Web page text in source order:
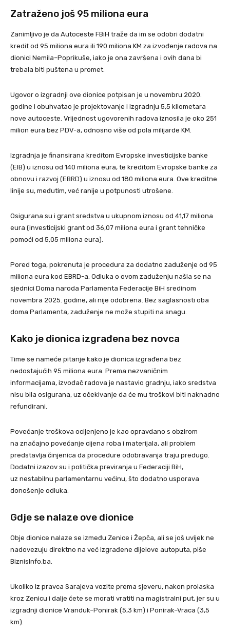
Zatraženo još 95 miliona eura
Zanimljivo je da Autoceste FBiH traže da im se odobri dodatni
kredit od 95 miliona eura ili 190 miliona KM za izvođenje radova na
dionici Nemila–Poprikuše, iako je ona završena i ovih dana bi
trebala biti puštena u promet.
Ugovor o izgradnji ove dionice potpisan je u novembru 2020.
godine i obuhvatao je projektovanje i izgradnju 5,5 kilometara
nove autoceste. Vrijednost ugovorenih radova iznosila je oko 251
milion eura bez PDV-a, odnosno više od pola milijarde KM.
Izgradnja je finansirana kreditom Evropske investicijske banke
(EIB) u iznosu od 140 miliona eura, te kreditom Evropske banke za
obnovu i razvoj (EBRD) u iznosu od 180 miliona eura. Ove kreditne
linije su, međutim, već ranije u potpunosti utrošene.
Osigurana su i grant sredstva u ukupnom iznosu od 41,17 miliona
eura (investicijski grant od 36,07 miliona eura i grant tehničke
pomoći od 5,05 miliona eura).
Pored toga, pokrenuta je procedura za dodatno zaduženje od 95
miliona eura kod EBRD-a. Odluka o ovom zaduženju našla se na
sjednici Doma naroda Parlamenta Federacije BiH sredinom
novembra 2025. godine, ali nije odobrena. Bez saglasnosti oba
doma Parlamenta, zaduženje ne može stupiti na snagu.
Kako je dionica izgrađena bez novca
Time se nameće pitanje kako je dionica izgrađena bez
nedostajućih 95 miliona eura. Prema nezvaničnim
informacijama, izvođač radova je nastavio gradnju, iako sredstva
nisu bila osigurana, uz očekivanje da će mu troškovi biti naknadno
refundirani.
Povećanje troškova ocijenjeno je kao opravdano s obzirom
na značajno povećanje cijena roba i materijala, ali problem
predstavlja činjenica da procedure odobravanja traju predugo.
Dodatni izazov su i politička previranja u Federaciji BiH,
uz nestabilnu parlamentarnu većinu, što dodatno usporava
donošenje odluka.
Gdje se nalaze ove dionice
Obje dionice nalaze se između Zenice i Žepča, ali se još uvijek ne
nadovezuju direktno na već izgrađene dijelove autoputa, piše
BiznisInfo.ba.
Ukoliko iz pravca Sarajeva vozite prema sjeveru, nakon prolaska
kroz Zenicu i dalje ćete se morati vratiti na magistralni put, jer su u
izgradnji dionice Vranduk–Ponirak (5,3 km) i Ponirak–Vraca (3,5
km).